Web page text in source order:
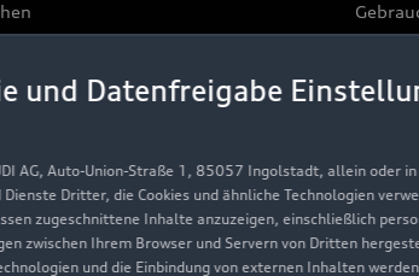
und Datenfreigabe
AG, Auto-Union-Straße 1, 85057 Ingolstadt, allein oder
Dienste Dritter, die Cookies und ähnliche Technologien
zugeschnittene Inhalte anzuzeigen, einschließlich
zwischen Ihrem Browser und Servern von Dritten
und die Einbindung von externen InhaltenÜber